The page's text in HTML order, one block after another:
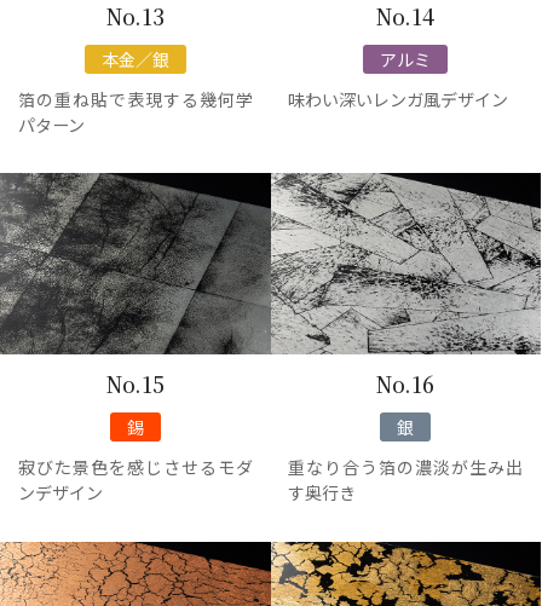
No.13
本金／銀
箔の重ね貼で表現する幾何学
パターン
No.14
アルミ
味わい深いレンガ風デザイン
No.15
錫
寂びた景色を感じさせるモダ
ンデザイン
No.16
銀
重なり合う箔の濃淡が生み出
す奥行き